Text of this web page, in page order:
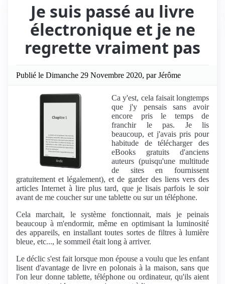
Je suis passé au livre
électronique et je ne
regrette vraiment pas
Publié le Dimanche 29 Novembre 2020, par Jérôme
Ca y'est, cela faisait longtemps
que j'y pensais sans avoir
encore pris le temps de
franchir le pas. Je lis
beaucoup, et j'avais pris pour
habitude de télécharger des
eBooks gratuits d'anciens
auteurs (puisqu'une multitude
de sites en fournissent
gratuitement et légalement), et de garder des liens vers des
articles Internet à lire plus tard, que je lisais parfois le soir
avant de me coucher sur une tablette ou sur un téléphone.
Cela marchait, le système fonctionnait, mais je peinais
beaucoup à m'endormir, même en optimisant la luminosité
des appareils, en installant toutes sortes de filtres à lumière
bleue, etc..., le sommeil était long à arriver.
Le déclic s'est fait lorsque mon épouse a voulu que les enfant
lisent d'avantage de livre en polonais à la maison, sans que
l'on leur donne tablette, téléphone ou ordinateur, qu'ils aient